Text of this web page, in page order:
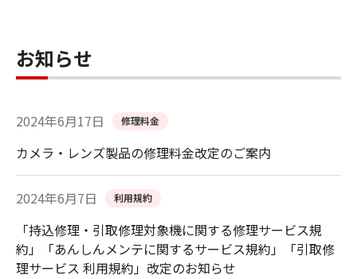
お知らせ
2024年6月17日 修理料金
カメラ・レンズ製品の修理料金改定のご案内
2024年6月7日 利用規約
「持込修理・引取修理対象機に関する修理サービス規
約」「あんしんメンテに関するサービス規約」「引取修
理サービス 利用規約」改定のお知らせ